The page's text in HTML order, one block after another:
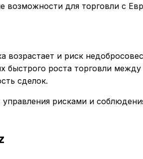
возможности для торговли с
и риск
роста торговли между
сделок.
рисками и